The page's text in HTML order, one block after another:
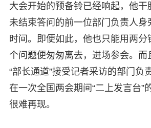
大会开始的预备铃已经响起，他干
未结束答问的前一位部门负责人身
时间。即便如此，他也只能用两分
个问题便匆匆离去，进场参会。而
“部长通道”接受记者采访的部门负
在一次全国两会期间“二上发言台”
很难再现。